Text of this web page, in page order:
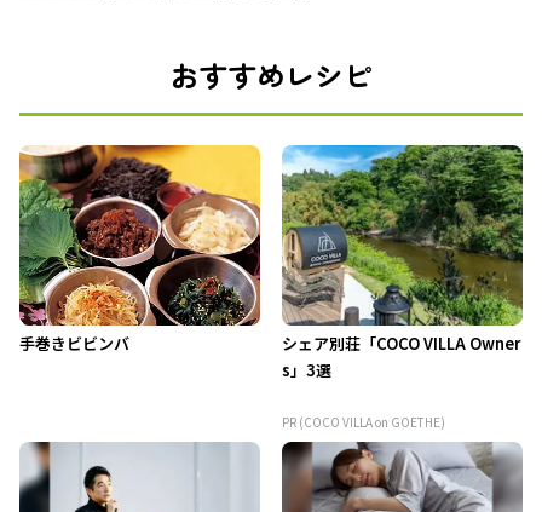
おすすめレシピ
手巻きビビンバ
シェア別荘「COCO VILLA Owner
s」3選
PR (COCO VILLA on GOETHE)